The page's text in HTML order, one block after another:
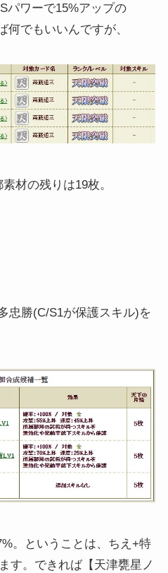
パワーで15%アップの
何でもいいんですが、
材の残りは19枚。
忠勝(C/S1が保護スキル)を
。ということは、ちえ+特
す。できれば【天津甕星ノ